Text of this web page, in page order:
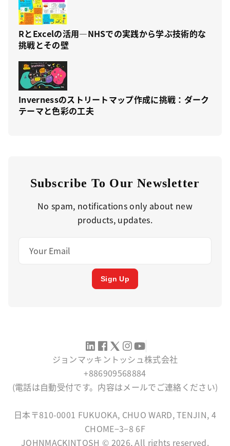
RとExcelの活用—NHSでの実践から学ぶ技術的な
挑戦とその壁
Invernessのストリートマップ作成に挑戦：ダーク
テーマと色彩の工夫
Subscribe To Our Newsletter
No spam, notifications only about new
products, updates.
Sign Up
ジョンマッキントッシュ株式会社
+886909568884
(電話は自動受付です。内容はメールでご連絡ください)
日本〒810-0001 FUKUOKA, CHUO WARD, TENJIN, 4
CHOME−3−8 6F
JOHNMACKINTOSH © 2026, All rights reserved.